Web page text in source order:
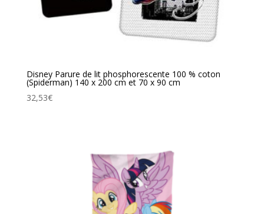
Disney Parure de lit phosphorescente 100 % coton
(Spiderman) 140 x 200 cm et 70 x 90 cm
32,53€